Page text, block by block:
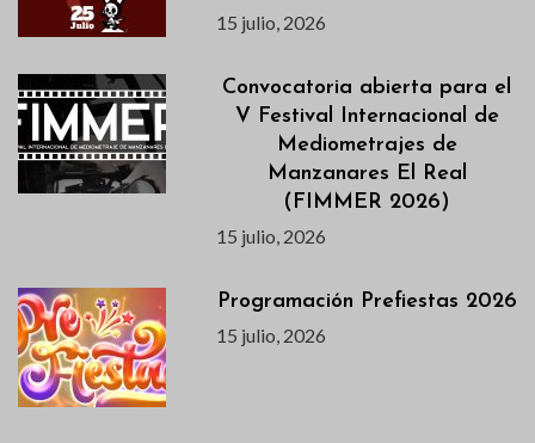
15 julio, 2026
Convocatoria abierta para el
V Festival Internacional de
Mediometrajes de
Manzanares El Real
(FIMMER 2026)
15 julio, 2026
Programación Prefiestas 2026
15 julio, 2026